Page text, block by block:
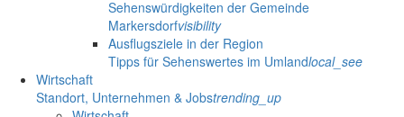
Sehenswürdigkeiten der Gemeinde
Markersdorfvisibility
Ausflugsziele in der Region
Tipps für Sehenswertes im Umlandlocal_see
Wirtschaft
Standort, Unternehmen & Jobstrending_up